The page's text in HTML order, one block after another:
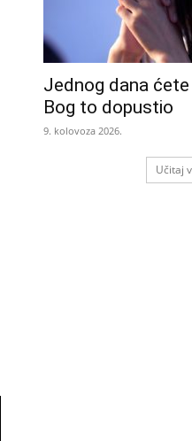
Jednog dana
Bog to dopustio
9. kolovoza 2026.
Učitaj